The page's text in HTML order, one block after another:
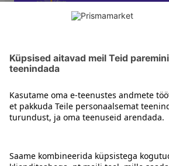
Kettagolf